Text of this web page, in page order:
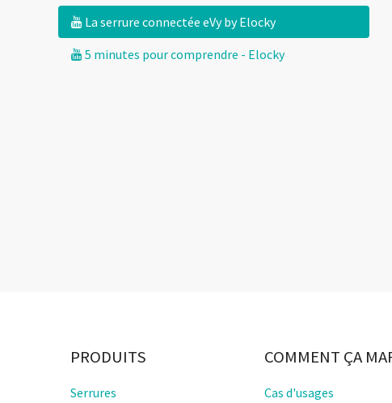
La serrure connectée eVy by Elocky
5 minutes pour comprendre - Elocky
PRODUITS
Serrures
COMMENT ÇA
Cas d'usages